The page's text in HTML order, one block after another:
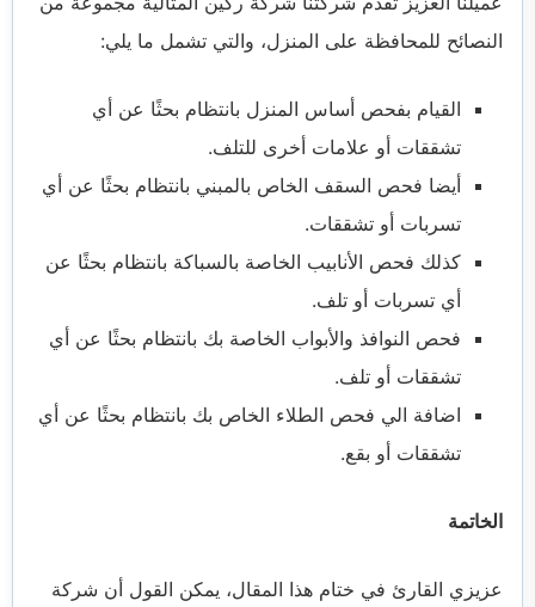
النصائح للمحافظة على المنزل، والتي تشمل ما يلي:
القيام بفحص أساس المنزل بانتظام بحثًا عن أي
تشققات أو علامات أخرى للتلف.
أيضا فحص السقف الخاص بالمبني بانتظام بحثًا عن أي
تسربات أو تشققات.
كذلك فحص الأنابيب الخاصة بالسباكة بانتظام بحثًا عن
أي تسربات أو تلف.
فحص النوافذ والأبواب الخاصة بك بانتظام بحثًا عن أي
تشققات أو تلف.
اضافة الي فحص الطلاء الخاص بك بانتظام بحثًا عن أي
تشققات أو بقع.
الخاتمة
عزيزي القارئ في ختام هذا المقال، يمكن القول أن شركة